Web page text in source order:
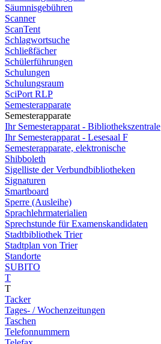
Säumnisgebühren
Scanner
ScanTent
Schlagwortsuche
Schließfächer
Schülerführungen
Schulungen
Schulungsraum
SciPort RLP
Semesterapparate
Semesterapparate
Ihr Semesterapparat - Bibliothekszentrale
Ihr Semesterapparat - Lesesaal F
Semesterapparate, elektronische
Shibboleth
Sigelliste der Verbundbibliotheken
Signaturen
Smartboard
Sperre (Ausleihe)
Sprachlehrmaterialien
Sprechstunde für Examenskandidaten
Stadtbibliothek Trier
Stadtplan von Trier
Standorte
SUBITO
T
T
Tacker
Tages- / Wochenzeitungen
Taschen
Telefonnummern